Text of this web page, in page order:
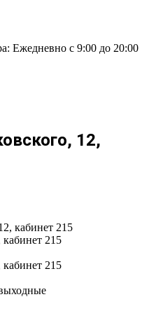
Ежедневно с 9:00 до 20:00
12,
кабинет 215
кабинет 215
кабинет 215